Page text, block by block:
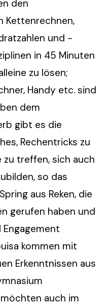
den
Kettenrechnen,
und -
in 45 Minuten
zu lösen;
Handy etc. sind
dem
gibt es die
Rechentricks zu
zu treffen, sich auch
so das
aus Reken, die
gerufen haben und
kommen mit
Erkenntnissen aus
auch im